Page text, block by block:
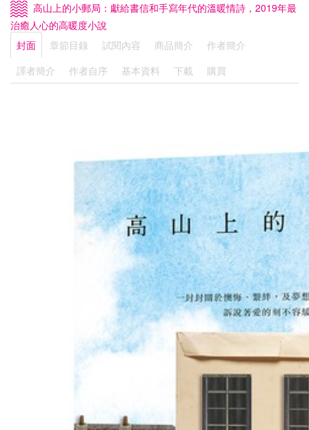
高山上的小郵局：獻給書信和手寫年代的溫暖情詩，2019年最
治癒人心的高暖度小說
封面
章節目錄 試閱內容 商品簡介
作者簡介
譯者簡介
作者自序 基本資料 下載 購買